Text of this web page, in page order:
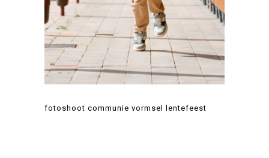
fotoshoot communie vormsel lentefeest